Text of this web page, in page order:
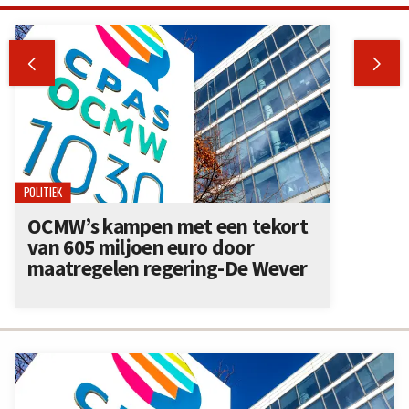
 
POLITIEK
OCMW’s kampen met een tekort
van 605 miljoen euro door
maatregelen regering-De Wever